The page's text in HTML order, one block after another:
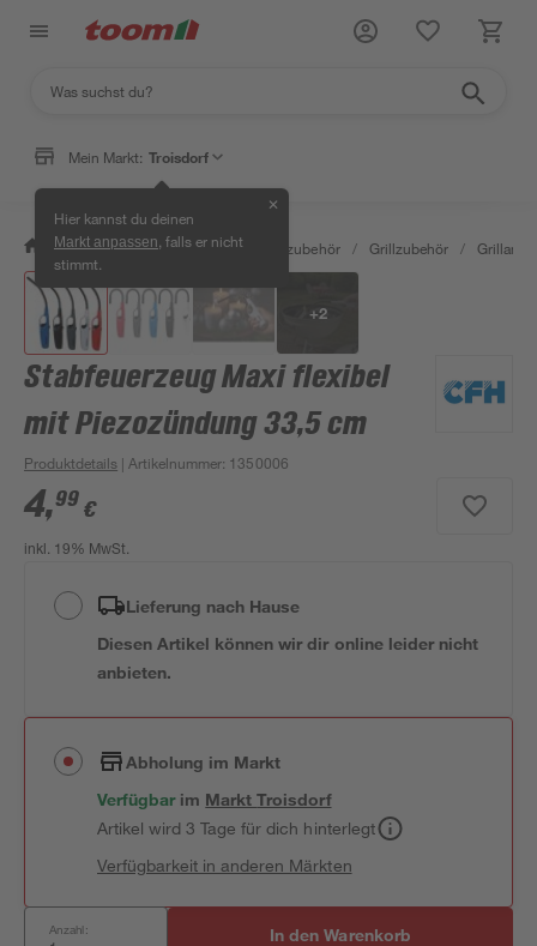
Mein Markt: Troisdorf
Hier kannst du deinen
Markt anpassen , falls er nicht
stimmt.
✕
/ Garten & Freizeit / Grills & Grillzubehör / Grillzubehör /
+2
Stabfeuerzeug Maxi flexibel
mit Piezozündung 33,5 cm
Produktdetails | Artikelnummer: 1350006
4,99 €
inkl. 19% MwSt.
Lieferung nach Hause
Diesen Artikel können wir dir online leider nicht
anbieten.
Abholung im Markt
Verfügbar im MarktTroisdorf
Artikel wird 3 Tage für dich hinterlegt
Verfügbarkeit in anderen Märkten
Anzahl: In den Warenkorb